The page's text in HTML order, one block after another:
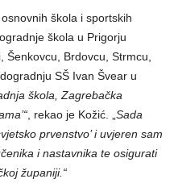
škola i sportskih
škola u Prigorju
Brdovcu, Strmcu,
SŠ Ivan Švear u
škola, Zagrebačka
, rekao je Kožić. „ Sada
prvenstvo’ i uvjeren sam
i nastavnika te osigurati
županiji.“